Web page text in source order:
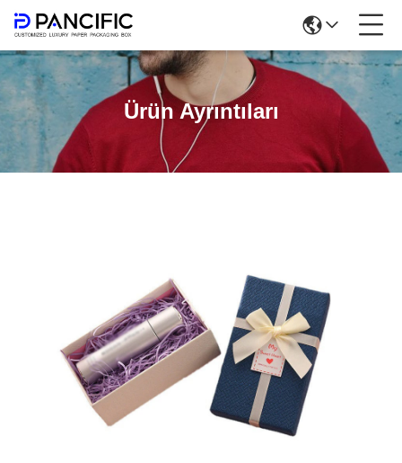
Ürün Ayrıntıları